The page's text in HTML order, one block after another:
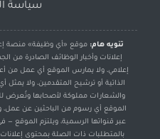
سياسة
تنويه هام: موقع «أي وظيفة» منصة
إعلانات وأخبار الوظائف الصادرة
إعلامي، ولا يمارس الموقع أي عمل من
الذاتية أو ترشيح المتقدمين، ولا
والشعارات مملوكة لأصحابها وتُعرض
الموقع أي رسوم من الباحثين عن عمل،
عبر قنواتها الرسمية، ويلتزم الموقع —
بالمتطلبات ذات الصلة بمحتوى